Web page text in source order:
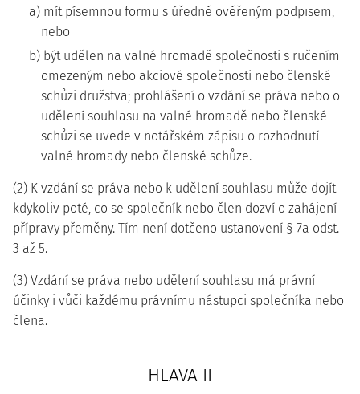
a) mít písemnou formu s úředně ověřeným podpisem,
nebo
b) být udělen na valné hromadě společnosti s ručením
omezeným nebo akciové společnosti nebo členské
schůzi družstva; prohlášení o vzdání se práva nebo o
udělení souhlasu na valné hromadě nebo členské
schůzi se uvede v notářském zápisu o rozhodnutí
valné hromady nebo členské schůze.
(2) K vzdání se práva nebo k udělení souhlasu může dojít
kdykoliv poté, co se společník nebo člen dozví o zahájení
přípravy přeměny. Tím není dotčeno ustanovení § 7a odst.
3 až 5.
(3) Vzdání se práva nebo udělení souhlasu má právní
účinky i vůči každému právnímu nástupci společníka nebo
člena.
HLAVA II